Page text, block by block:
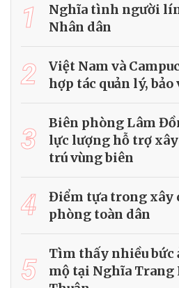
1
Nghĩa tình người
Nhân dân
2
Việt Nam và
hợp tác quản lý,
3
Biên phòng Lâm
lực lượng hỗ trợ
trú vùng biên
4
Điểm tựa trong xây
phòng toàn dân
5
Tìm thấy nhiều
mộ tại Nghĩa